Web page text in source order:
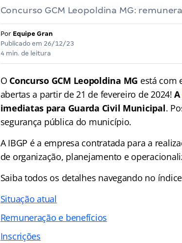
Concurso GCM Leopoldina MG:
Por Equipe Gran
Publicado em 26/12/23
4 min. de leitura
O Concurso GCM Leopoldina MG está com
abertas a partir de 21 de fevereiro de 2024!A
imediatas para Guarda Civil Municipal.
segurança pública do município.
A IBGP é a empresa contratada para a
de organização, planejamento e
Saiba todos os detalhes navegando no
Situação atual
Remuneração e benefícios
Inscrições